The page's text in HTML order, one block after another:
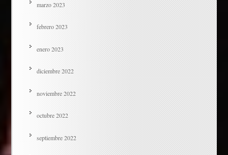
marzo 2023
febrero 2023
enero 2023
diciembre 2022
noviembre 2022
octubre 2022
septiembre 2022